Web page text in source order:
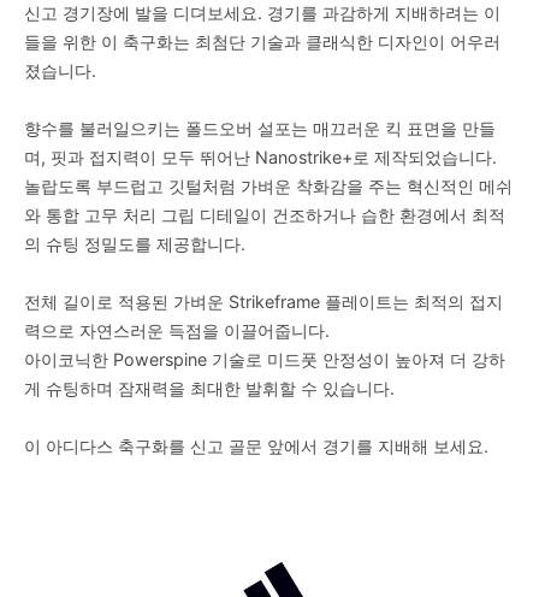
신고 경기장에 발을 디뎌보세요. 경기를 과감하게 지배하려는 이
들을 위한 이 축구화는 최첨단 기술과 클래식한 디자인이 어우러
졌습니다.
향수를 불러일으키는 폴드오버 설포는 매끄러운 킥 표면을 만들
며, 핏과 접지력이 모두 뛰어난 Nanostrike+로 제작되었습니다.
놀랍도록 부드럽고 깃털처럼 가벼운 착화감을 주는 혁신적인 메쉬
와 통합 고무 처리 그립 디테일이 건조하거나 습한 환경에서 최적
의 슈팅 정밀도를 제공합니다.
전체 길이로 적용된 가벼운 Strikeframe 플레이트는 최적의 접지
력으로 자연스러운 득점을 이끌어줍니다.
아이코닉한 Powerspine 기술로 미드풋 안정성이 높아져 더 강하
게 슈팅하며 잠재력을 최대한 발휘할 수 있습니다.
이 아디다스 축구화를 신고 골문 앞에서 경기를 지배해 보세요.